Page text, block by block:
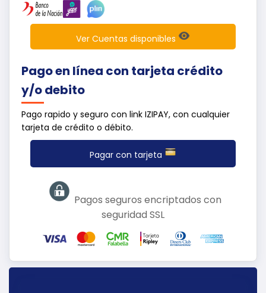
Ver Cuentas disponibles
Pago en línea con tarjeta crédito
y/o debito
Pago rapido y seguro con link IZIPAY, con cualquier
tarjeta de crédito o débito.
Pagar con tarjeta
Pagos seguros encriptados con
seguridad SSL